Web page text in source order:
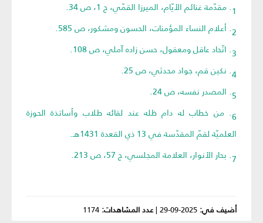
1. مقدّمة غنائم الأيّام، الميرزا القمّي، ج 1، ص 34.
2. أعلام النساء المؤمنات، الحسون ومشكور، ص 585.
3. اتّحاد عاقل ومعقول، حسن زاده آملي، ص 108.
4. نكين قم، جواد محدثي، ص 25.
5. المصدر نفسه، ص 24.
6. من خطاب له دام ظله عند لقائه طلاب وأساتذة الحوزة
العلميّة لقمّ المقدّسة في 13 ذي القعدة 1431هـ.
7. بحار الأنوار، العلامة المجلسي، ج 57، ص 213.
أضيف في: 2025-09-29
|عدد المشاهدات: 1174